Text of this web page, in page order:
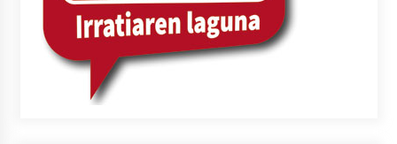
2026/07/02